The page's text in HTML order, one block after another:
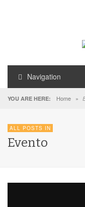
Navigation
YOU ARE HERE: Home »
ALL POSTS IN
Evento